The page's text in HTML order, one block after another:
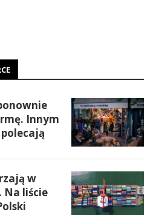
Innym
w
Na liście